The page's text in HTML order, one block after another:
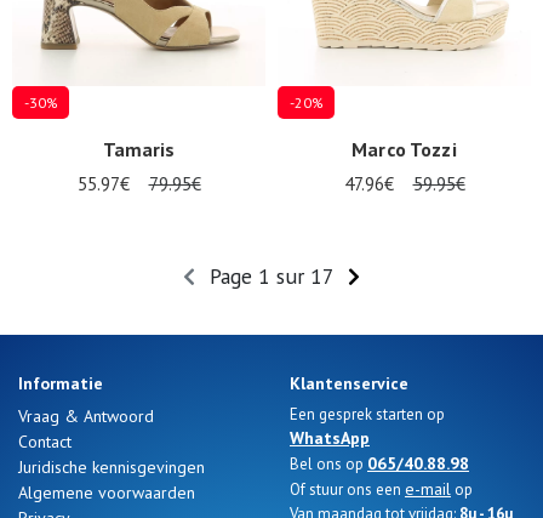
-30%
Tamaris
55.97€ 79.95€
-20%
Marco Tozzi
47.96€ 59.95€
Page 1 sur 17
Informatie
Vraag & Antwoord
Contact
Juridische kennisgevingen
Algemene voorwaarden
Klantenservice
Een gesprek starten op
WhatsApp
Bel ons op 065/40.88.98
Of stuur ons een e-mail op
Van maandag tot vrijdag: 8u - 16u